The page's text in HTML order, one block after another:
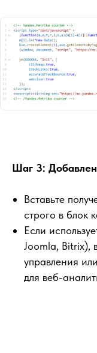
Шаг 3:
Вставьте
строго в блок
Если
Joomla, Bitrix),
управления
для веб-